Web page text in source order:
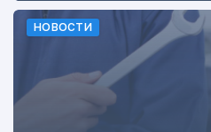
НОВОСТИ